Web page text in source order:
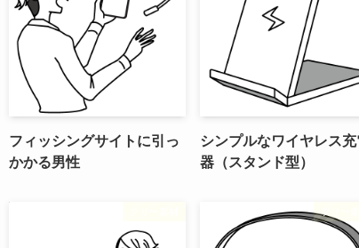
フィッシングサイトに引っ
かかる男性
シンプルなワイヤレス充
器（スタンド型）
フリー